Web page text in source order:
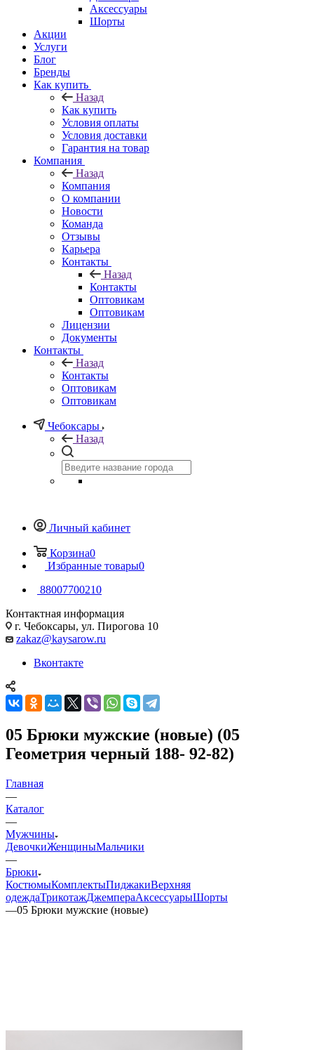
Аксессуары
Шорты
Акции
Услуги
Блог
Бренды
Как купить
Назад
Как купить
Условия оплаты
Условия доставки
Гарантия на товар
Компания
Назад
Компания
О компании
Новости
Команда
Отзывы
Карьера
Контакты
Назад
Контакты
Оптовикам
Оптовикам
Лицензии
Документы
Контакты
Назад
Контакты
Оптовикам
Оптовикам
Чебоксары
Назад
Личный кабинет
Корзина0
Избранные товары0
88007700210
Контактная информация
г. Чебоксары, ул. Пирогова 10
zakaz@kaysarow.ru
Вконтакте
05 Брюки мужские (новые) (05
Геометрия черный 188- 92-82)
Главная
—
Каталог
—
Мужчины
ДевочкиЖенщиныМальчики
—
Брюки
КостюмыКомплектыПиджакиВерхняя
одеждаТрикотажДжемпераАксессуарыШорты
—05 Брюки мужские (новые)